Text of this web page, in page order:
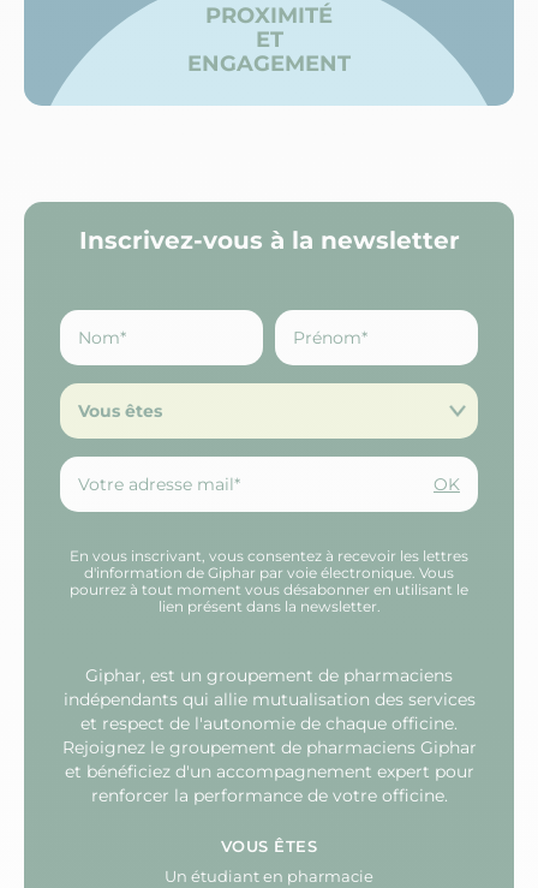
PROXIMITÉ
ET
ENGAGEMENT
Inscrivez-vous à la newsletter
Vous êtes
OK
En vous inscrivant, vous consentez à recevoir les lettres
d'information de Giphar par voie électronique. Vous
pourrez à tout moment vous désabonner en utilisant le
lien présent dans la newsletter.
Giphar, est un groupement de pharmaciens
indépendants qui allie mutualisation des services
et respect de l'autonomie de chaque officine.
Rejoignez le groupement de pharmaciens Giphar
et bénéficiez d'un accompagnement expert pour
renforcer la performance de votre officine.
VOUS ÊTES
Un étudiant en pharmacie